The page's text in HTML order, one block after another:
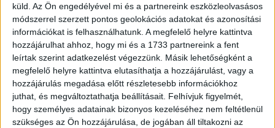
küld. Az Ön engedélyével mi és a partnereink eszközleolvasásos
módszerrel szerzett pontos geolokációs adatokat és azonosítási
információkat is felhasználhatunk. A megfelelő helyre kattintva
hozzájárulhat ahhoz, hogy mi és a 1733 partnereink a fent
leírtak szerint adatkezelést végezzünk. Másik lehetőségként a
megfelelő helyre kattintva elutasíthatja a hozzájárulást, vagy a
hozzájárulás megadása előtt részletesebb információkhoz
juthat, és megváltoztathatja beállításait. Felhívjuk figyelmét,
hogy személyes adatainak bizonyos kezeléséhez nem feltétlenül
szükséges az Ön hozzájárulása, de jogában áll tiltakozni az
ALKALMI ÁRUHÁZI
KISEGÍTŐ